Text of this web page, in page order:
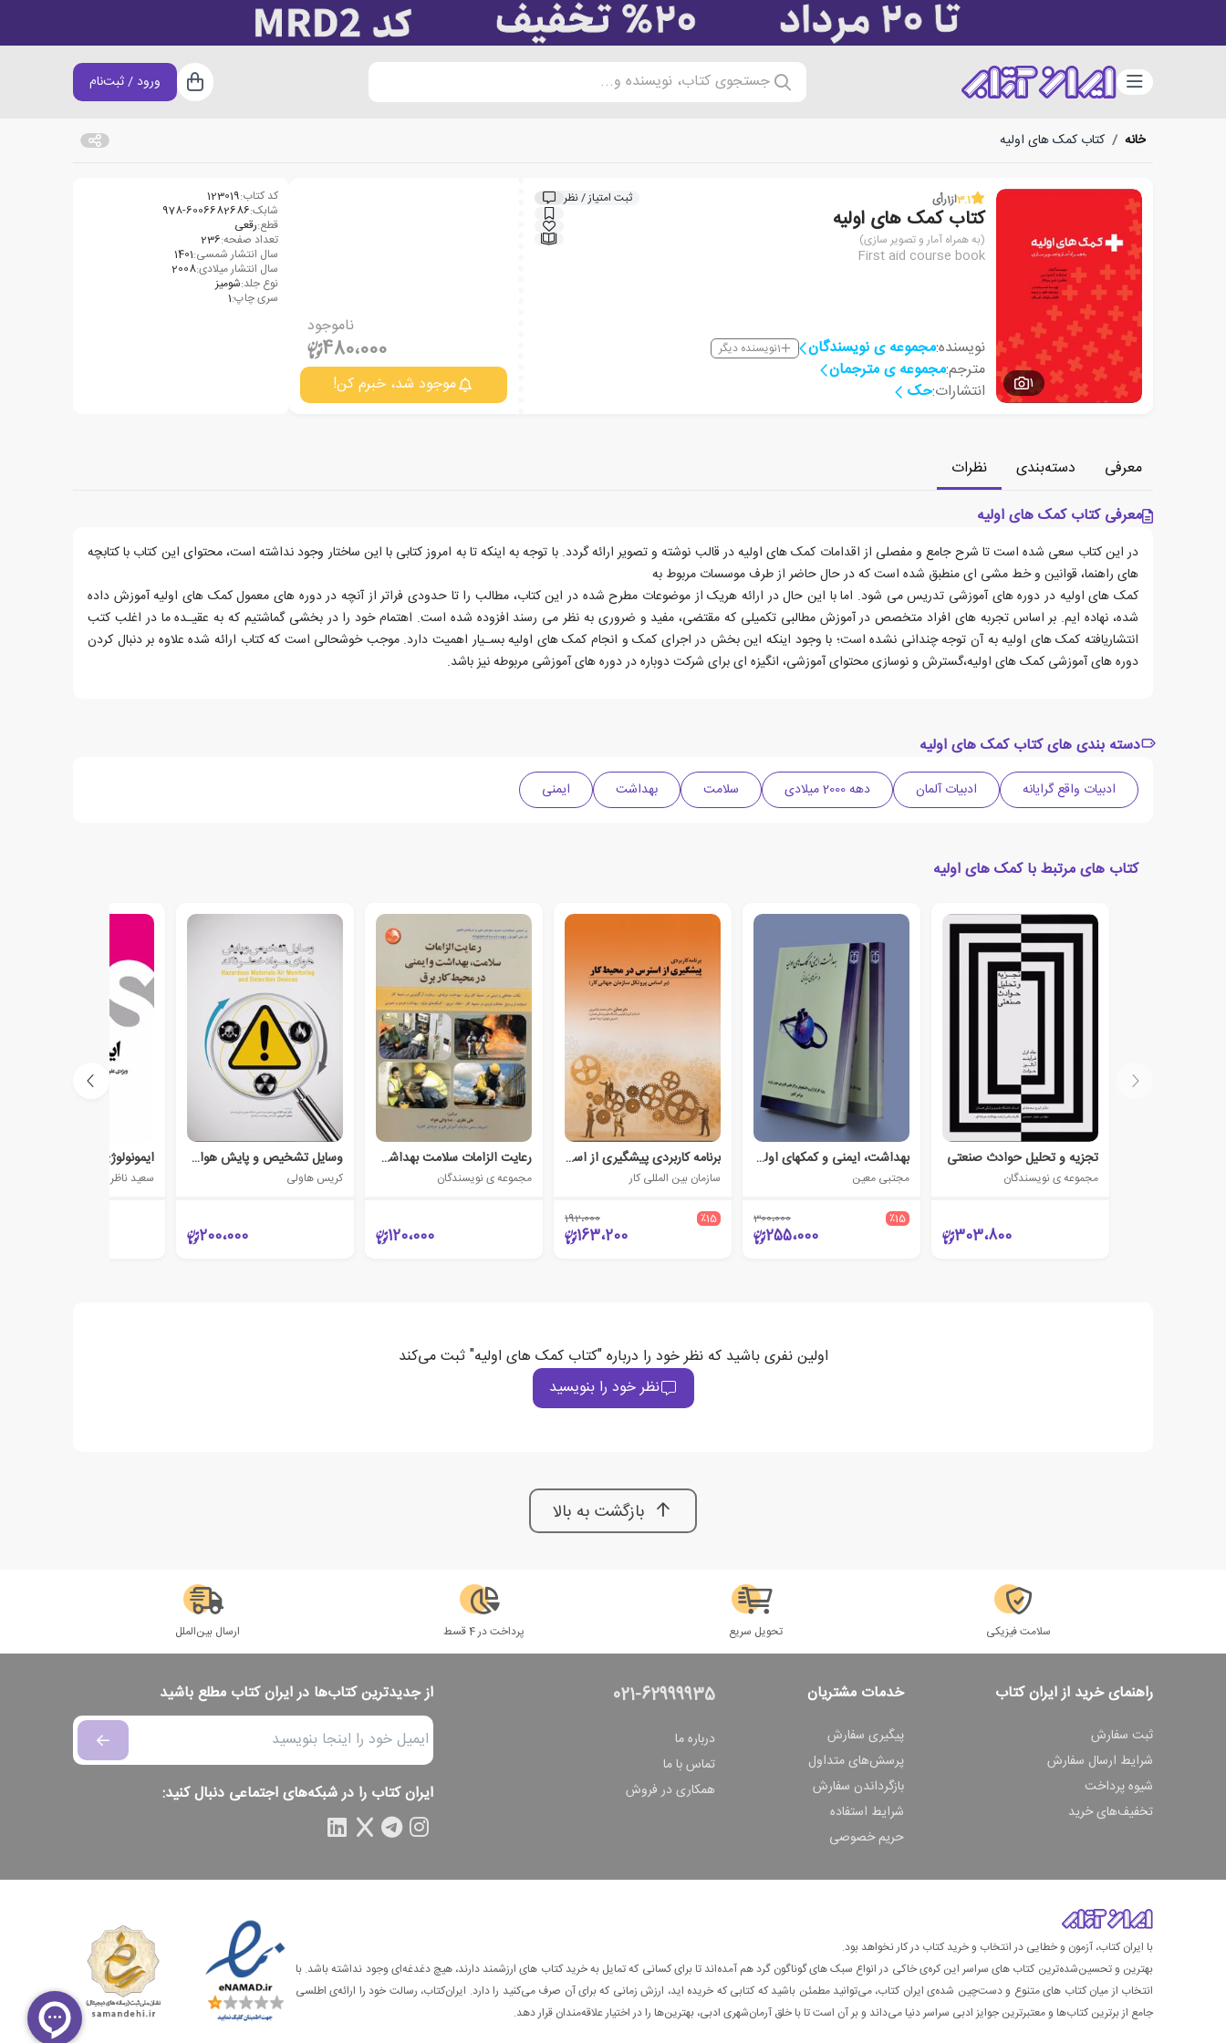
دسته‌بندی جستجوی کتاب، نویسنده و... سبد خرید
ورود / ثبت‌نام
خانه / کتاب کمک های اولیه
1
3.1از1رأی ثبت امتیاز / نظر
کتاب کمک های اولیه
(به همراه آمار و تصویر سازی)
First aid course book
نویسنده:مجموعه ی نویسندگان 1نویسنده دیگر
مترجم:مجموعه ی مترجمان
انتشارات:حک
ناموجود
480،000
موجود شد، خبرم کن!
کد کتاب:123019
شابک:978-6006682686
قطع:رقعی
تعداد صفحه:236
سال انتشار شمسی:1401
سال انتشار میلادی:2008
نوع جلد:شومیز
سری چاپ:1
معرفی دسته‌بندی
نظرات
معرفی کتاب کمک های اولیه
در این کتاب سعی شده است تا شرح جامع و مفصلی از اقدامات کمک های اولیه در قالب نوشته و تصویر ارائه گردد. با توجه به اینکه تا به امروز کتابی با این ساختار وجود نداشته است، محتوای این کتاب با کتابچه
های راهنما، قوانین و خط مشی ای منطبق شده است که در حال حاضر از طرف موسسات مربوط به
کمک های اولیه در دوره های آموزشی تدریس می شود. اما با این حال در ارائه هریک از موضوعات مطرح شده در این کتاب، مطالب را تا حدودی فراتر از آنچه در دوره های معمول کمک های اولیه آموزش داده
شده، نهاده ایم. بر اساس تجربه های افراد متخصص در آموزش مطالبی تکمیلی که مقتضی، مفید و ضروری به نظر می رسند افزوده شده است. اهتمام خود را در بخشی گماشتیم که به عقیـده ما در اغلب کتب
انتشاریافته کمک های اولیه به آن توجه چندانی نشده است؛ با وجود اینکه این بخش در اجرای کمک و انجام کمک های اولیه بسـیار اهمیت دارد. موجب خوشحالی است که کتاب ارائه شده علاوه بر دنبال کردن
دوره های آموزشی کمک های اولیه،گسترش و نوسازی محتوای آموزشی، انگیزه ای برای شرکت دوباره در دوره های آموزشی مربوطه نیز باشد.
دسته بندی های کتاب کمک های اولیه
ادبیات واقع گرایانه ادبیات آلمان دهه 2000 میلادی سلامت بهداشت ایمنی
کتاب های مرتبط با کمک های اولیه
تجزیه و تحلیل حوادث صنعتی
مجموعه ی نویسندگان
303،800
بهداشت، ایمنی و کمکهای اولیه در سفرهای زیارت
مجتبی معین
٪15 300،000
255،000
برنامه کاربردی پیشگیری از استرس در محیط کار
سازمان بین المللی کار
٪15 192،000
163،200
رعایت الزامات سلامت بهداشت و ایمنی در محیط کار برق
مجموعه ی نویسندگان
120،000
وسایل تشخیص و پایش هوای مواد خطرناک
کریس هاولی
200،000
ایمونولوژی
سعید ناظری
اولین نفری باشید که نظر خود را درباره "کتاب کمک های اولیه" ثبت می‌کند
نظر خود را بنویسید
بازگشت به بالا
سلامت فیزیکی تحویل سریع پرداخت در 4 قسط ارسال بین‌الملل
راهنمای خرید از ایران کتاب
ثبت سفارش
شرایط ارسال سفارش
شیوه پرداخت
تخفیف‌های خرید
خدمات مشتریان
پیگیری سفارش
پرسش‌های متداول
بازگرداندن سفارش
شرایط استفاده
حریم خصوصی
021-62999935
درباره ما
تماس با ما
همکاری در فروش
از جدیدترین کتاب‌ها در ایران کتاب مطلع باشید
ایران کتاب را در شبکه‌های اجتماعی دنبال کنید:
با ایران کتاب، آزمون و خطایی در انتخاب و خرید کتاب در کار نخواهد بود.
بهترین و تحسین‌شده‌ترین کتاب‌ های سراسر این کره‌ی خاکی در انواع سبک های گوناگون گرد هم آمده‌اند تا برای کسانی که تمایل به خرید کتاب های ارزشمند دارند، هیچ دغدغه‌ای وجود نداشته باشد. با
انتخاب از میان کتاب های متنوع و دست‌چین شده‌ی ایران کتاب، می‌توانید مطمئن باشید که کتابی که خریده اید، ارزش زمانی که برای آن صرف می‌کنید را دارد. ایران‌کتاب، رسالت خود را ارائه‌ی اطلسی
جامع از برترین کتاب‌ها و معتبرترین جوایز ادبی سراسر دنیا می‌داند و بر آن است تا با خلق آرمان‌شهری ادبی، بهترین‌ها را در اختیار علاقه‌مندان قرار دهد.